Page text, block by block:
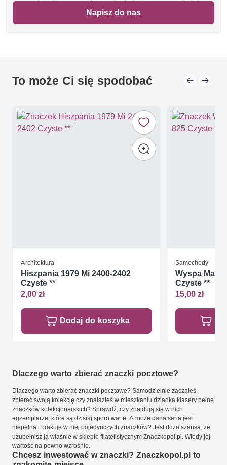
Napisz do nas
To może Ci się spodobać
Architektura
Hiszpania 1979 Mi 2400-2402
Czyste **
2,00 zł
Dodaj do koszyka
Samochody
Wyspa Man
Czyste **
15,00 zł
Dlaczego warto zbierać znaczki pocztowe?
Dlaczego warto zbierać znaczki pocztowe? Samodzielnie zacząłeś
zbierać swoją kolekcję czy znalazłeś w mieszkaniu dziadka klasery pełne
znaczków kolekcjonerskich? Sprawdź, czy znajdują się w nich
egzemplarze, które są dzisiaj sporo warte. A może dana seria jest
niepełna i brakuje w niej pojedynczych znaczków? Jest duża szansa, że
uzupełnisz ją właśnie w sklepie filatelistycznym Znaczkopol.pl. Wtedy jej
wartość na pewno wzrośnie.
Chcesz inwestować w znaczki? Znaczkopol.pl to